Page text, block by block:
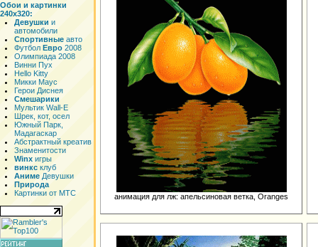
Обои и картинки
240x320:
Девушки и
автомобили
Спортивные авто
Футбол Евро 2008
Олимпиада 2008
Винни Пух
Hello Kitty
Микки Маус
Герои Диснея
Смешарики
Мультик Wall-E
Шрек, кот, осел
Южный Парк,
Мадагаскар
Абстрактный креатив
Знаменитости
Winx игры
винкс клуб
Аниме Девушки
Природа
Картинки от МТС
анимация для лж: апельсиновая ветка, Oranges